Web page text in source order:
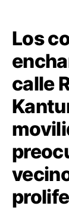
Los
calle